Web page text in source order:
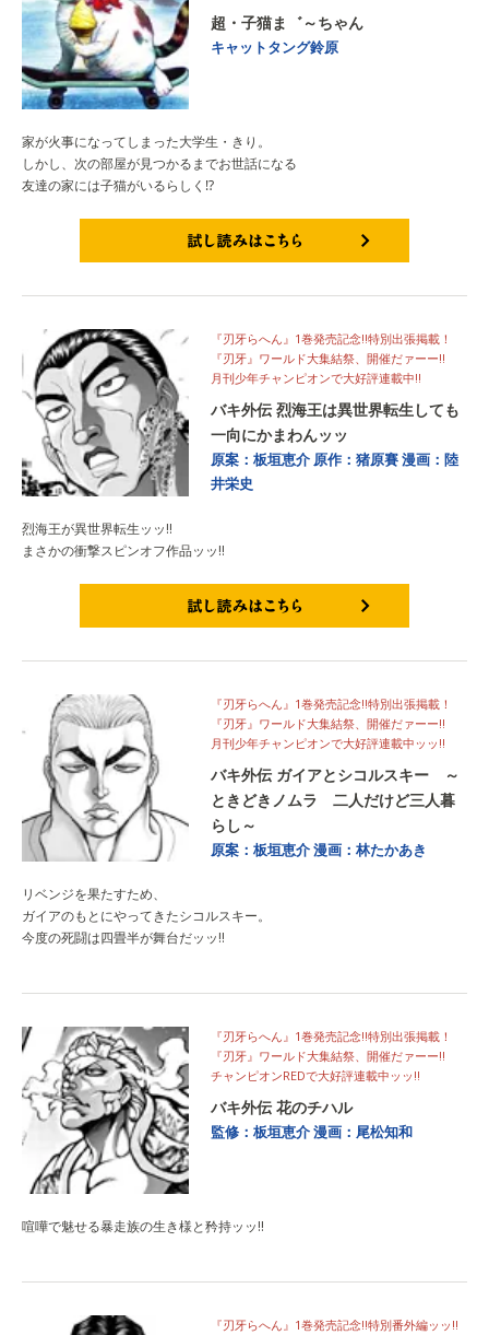
超・子猫ま゛～ちゃん
キャットタング鈴原
家が火事になってしまった大学生・きり。
しかし、次の部屋が見つかるまでお世話になる
友達の家には子猫がいるらしく⁉
『刃牙らへん』1巻発売記念‼特別出張掲載！
『刃牙』ワールド大集結祭、開催だァーー‼
月刊少年チャンピオンで大好評連載中‼
バキ外伝 烈海王は異世界転生しても
一向にかまわんッッ
原案：板垣恵介 原作：猪原賽漫画：陸
井栄史
烈海王が異世界転生ッッ!!
まさかの衝撃スピンオフ作品ッッ!!
『刃牙らへん』1巻発売記念‼特別出張掲載！
『刃牙』ワールド大集結祭、開催だァーー‼
月刊少年チャンピオンで大好評連載中ッッ‼
バキ外伝 ガイアとシコルスキー ～
ときどきノムラ 二人だけど三人暮
らし～
原案：板垣恵介漫画：林たかあき
リベンジを果たすため、
ガイアのもとにやってきたシコルスキー。
今度の死闘は四畳半が舞台だッッ!!
『刃牙らへん』1巻発売記念‼特別出張掲載！
『刃牙』ワールド大集結祭、開催だァーー‼
チャンピオンREDで大好評連載中ッッ‼
バキ外伝 花のチハル
監修：板垣恵介漫画：尾松知和
喧嘩で魅せる暴走族の生き様と矜持ッッ‼
『刃牙らへん』1巻発売記念‼特別番外編ッッ‼